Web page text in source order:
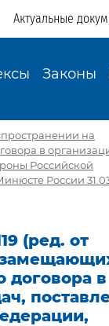
Актуальные
Законы
на
в
Российской
России
(ред. от
договора в